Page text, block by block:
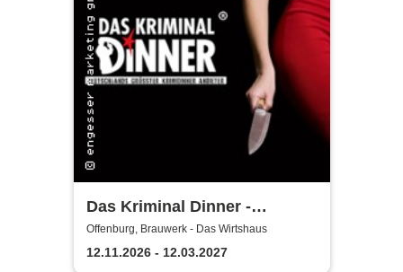
Das Kriminal Dinner -
Sherlock Holmes
Offenburg, Brauwerk - Das Wirtshaus
12.11.2026 - 12.03.2027